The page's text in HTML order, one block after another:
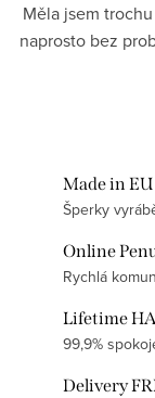
Měla jsem
naprosto bez
Made in EU
Šperky
Online
Rychlá
Lifetime
99,9%
Delivery